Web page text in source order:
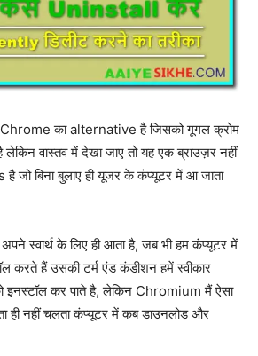
का alternative है जिसको गूगल क्रोम
लेकिन वास्तव में देखा जाए तो यह एक ब्राउज़र नहीं
बिना बुलाए ही यूजर के कंप्यूटर में आ जाता
अपने स्वार्थ के लिए ही आता है, जब भी हम कंप्यूटर में
करते हैं उसकी टर्म एंड कंडीशन हमें स्वीकार
इनस्टॉल कर पाते है, लेकिन Chromium मैं ऐसा
ही नहीं चलता कंप्यूटर में कब डाउनलोड और